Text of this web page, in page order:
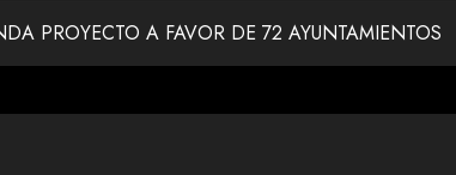
PROYECTO A FAVOR DE 72 AYUNTAMIENTOS